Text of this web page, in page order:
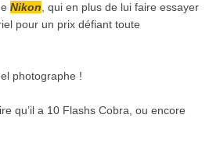
Nikon , qui en plus de lui faire essayer
pour un prix défiant toute
photographe !
qu’il a 10 Flashs Cobra, ou encore